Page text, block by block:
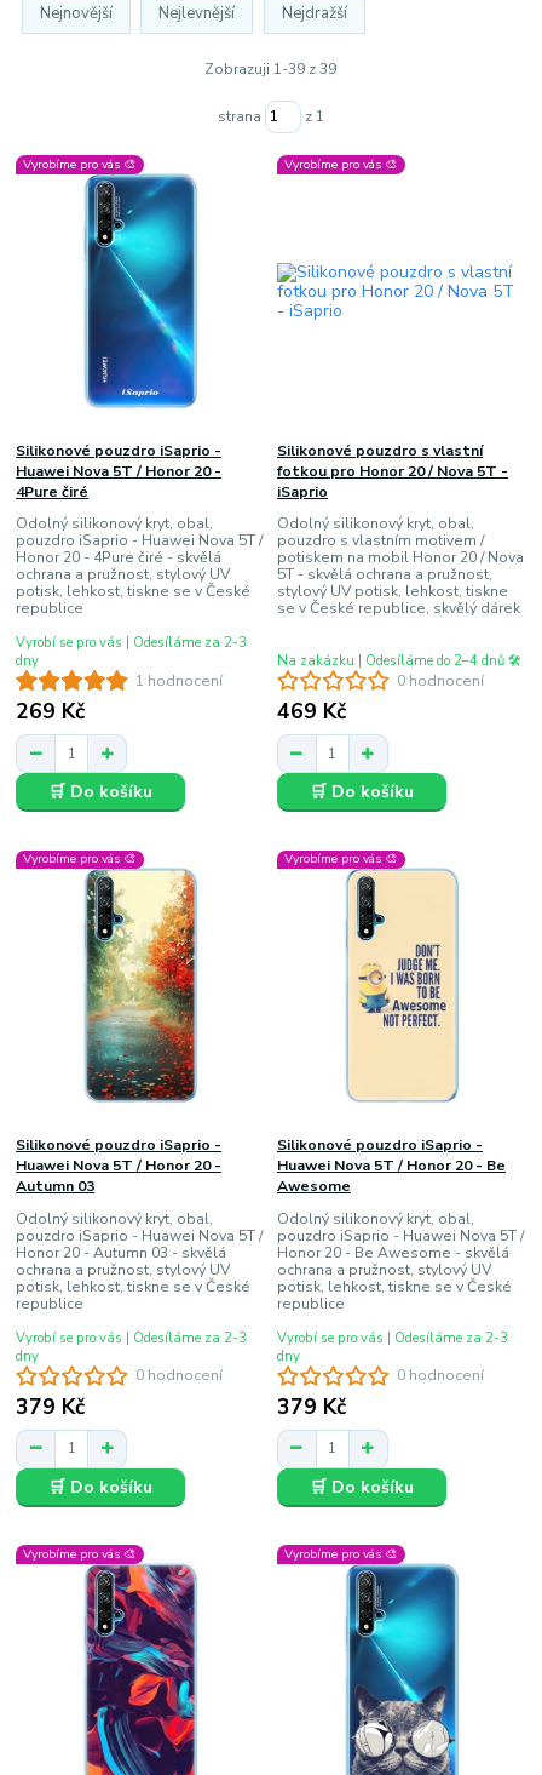
Nejnovější Nejlevnější Nejdražší
Zobrazuji 1-39 z 39
strana z 1
Vyrobíme pro vás 🎨
1 hodnocení
Silikonové pouzdro iSaprio -
Huawei Nova 5T / Honor 20 -
4Pure čiré
Odolný silikonový kryt, obal,
pouzdro iSaprio - Huawei Nova 5T /
Honor 20 - 4Pure čiré - skvělá
ochrana a pružnost, stylový UV
potisk, lehkost, tiskne se v České
republice
269 Kč
Vyrobí se pro vás | Odesíláme za 2-3
dny
🛒 Do košíku
Vyrobíme pro vás 🎨
0 hodnocení
Silikonové pouzdro s vlastní
fotkou pro Honor 20 / Nova 5T -
iSaprio
Odolný silikonový kryt, obal,
pouzdro s vlastním motivem /
potiskem na mobil Honor 20 / Nova
5T - skvělá ochrana a pružnost,
stylový UV potisk, lehkost, tiskne
se v České republice, skvělý dárek
469 Kč
Na zakázku | Odesíláme do 2–4 dnů 🛠️
🛒 Do košíku
Vyrobíme pro vás 🎨
0 hodnocení
Silikonové pouzdro iSaprio -
Huawei Nova 5T / Honor 20 -
Autumn 03
Odolný silikonový kryt, obal,
pouzdro iSaprio - Huawei Nova 5T /
Honor 20 - Autumn 03 - skvělá
ochrana a pružnost, stylový UV
potisk, lehkost, tiskne se v České
republice
379 Kč
Vyrobí se pro vás | Odesíláme za 2-3
dny
🛒 Do košíku
Vyrobíme pro vás 🎨
0 hodnocení
Silikonové pouzdro iSaprio -
Huawei Nova 5T / Honor 20 - Be
Awesome
Odolný silikonový kryt, obal,
pouzdro iSaprio - Huawei Nova 5T /
Honor 20 - Be Awesome - skvělá
ochrana a pružnost, stylový UV
potisk, lehkost, tiskne se v České
republice
379 Kč
Vyrobí se pro vás | Odesíláme za 2-3
dny
🛒 Do košíku
Vyrobíme pro vás 🎨 Vyrobíme pro vás 🎨